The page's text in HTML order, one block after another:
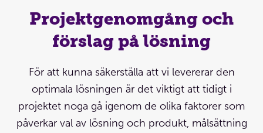
Projektgenomgång och
förslag på lösning
För att kunna säkerställa att vi levererar den
optimala lösningen är det viktigt att tidigt i
projektet noga gå igenom de olika faktorer som
påverkar val av lösning och produkt, målsättning